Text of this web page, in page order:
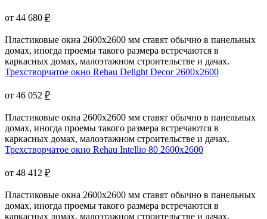
от 44 680 ₽
Пластиковые окна 2600x2600 мм ставят обычно в панельных
домах, иногда проемы такого размера встречаются в
каркасных домах, малоэтажном строительстве и дачах.
Трехстворчатое окно Rehau Delight Decor 2600x2600
от 46 052 ₽
Пластиковые окна 2600x2600 мм ставят обычно в панельных
домах, иногда проемы такого размера встречаются в
каркасных домах, малоэтажном строительстве и дачах.
Трехстворчатое окно Rehau Intellio 80 2600x2600
от 48 412 ₽
Пластиковые окна 2600x2600 мм ставят обычно в панельных
домах, иногда проемы такого размера встречаются в
каркасных домах, малоэтажном строительстве и дачах.